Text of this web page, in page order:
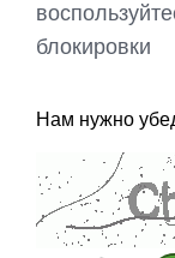
блокировки
Нам нужно